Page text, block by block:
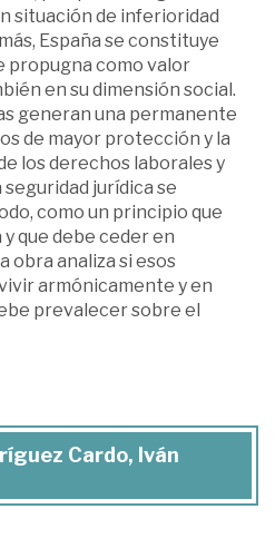
situación de inferioridad
España se constituye
propugna como valor
en su dimensión social.
generan una permanente
de mayor protección y la
los derechos laborales y
seguridad jurídica se
como un principio que
que debe ceder en
obra analiza si esos
armónicamente y en
prevalecer sobre el
Cardo, Iván